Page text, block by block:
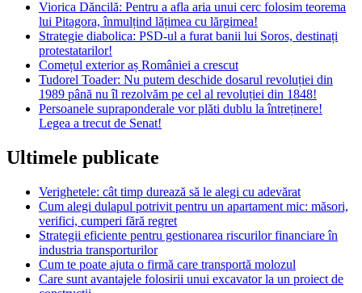
Viorica Dăncilă: Pentru a afla aria unui cerc folosim teorema
lui Pitagora, înmulțind lățimea cu lărgimea!
Strategie diabolica: PSD-ul a furat banii lui Soros, destinați
protestatarilor!
Comețul exterior aș României a crescut
Tudorel Toader: Nu putem deschide dosarul revoluției din
1989 până nu îl rezolvăm pe cel al revoluției din 1848!
Persoanele supraponderale vor plăti dublu la întreținere!
Legea a trecut de Senat!
Ultimele publicate
Verighetele: cât timp durează să le alegi cu adevărat
Cum alegi dulapul potrivit pentru un apartament mic: măsori,
verifici, cumperi fără regret
Strategii eficiente pentru gestionarea riscurilor financiare în
industria transporturilor
Cum te poate ajuta o firmă care transportă molozul
Care sunt avantajele folosirii unui excavator la un proiect de